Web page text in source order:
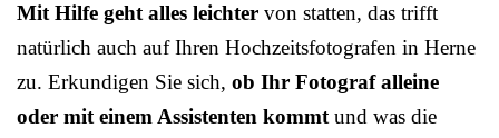
Mit Hilfe geht alles leichter von statten, das trifft
natürlich auch auf Ihren Hochzeitsfotografen in Herne
zu. Erkundigen Sie sich, ob Ihr Fotograf alleine
oder mit einem Assistenten kommt und was die